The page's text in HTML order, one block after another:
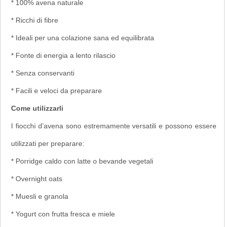
* 100% avena naturale
* Ricchi di fibre
* Ideali per una colazione sana ed equilibrata
* Fonte di energia a lento rilascio
* Senza conservanti
* Facili e veloci da preparare
Come utilizzarli
I fiocchi d’avena sono estremamente versatili e possono essere
utilizzati per preparare:
* Porridge caldo con latte o bevande vegetali
* Overnight oats
* Muesli e granola
* Yogurt con frutta fresca e miele